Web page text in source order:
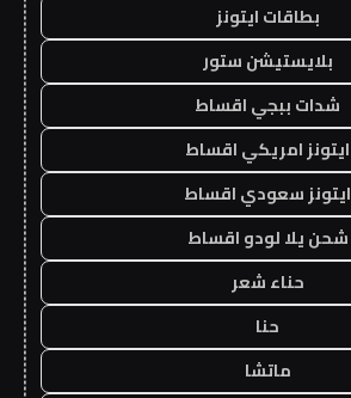
بطاقات ايتونز
بلايستيشن ستور
شدات ببجي اقساط
ايتونز امريكي اقساط
ايتونز سعودي اقساط
شحن يلا لودو اقساط
حناء شعر
حنا
ماتشا